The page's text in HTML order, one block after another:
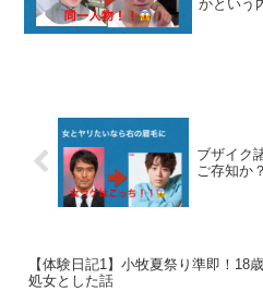
かという
ブザイク
ご存知か？
【体験日記1】小牧夏祭り準即！18
処女とした話